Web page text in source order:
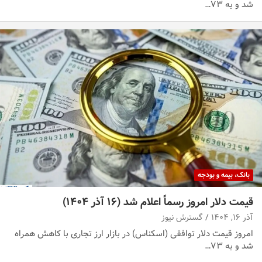
شد و به ۷۳…
بانک، بیمه و بودجه
قیمت دلار امروز رسماً اعلام شد (۱۶ آذر ۱۴۰۴)
آذر ۱۶, ۱۴۰۴ گسترش نیوز
امروز قیمت دلار توافقی (اسکناس) در بازار ارز تجاری با کاهش همراه
شد و به ۷۳…